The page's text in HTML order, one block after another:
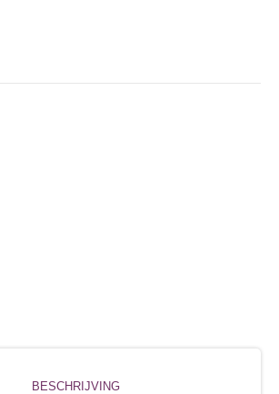
BESCHRIJVING